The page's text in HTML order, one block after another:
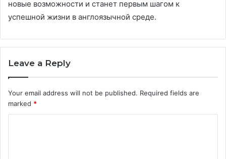
новые возможности и станет первым шагом к
успешной жизни в англоязычной среде.
Leave a Reply
Your email address will not be published. Required fields are
marked *